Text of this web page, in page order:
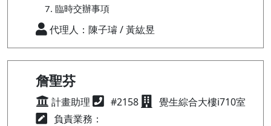
臨時交辦事項
代理人：陳子璿 / 黃紘昱
詹聖芬
計畫助理 #2158
覺生綜合大樓i710室
負責業務：